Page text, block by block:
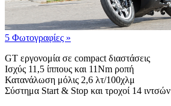
5 Φωτογραφίες »
GT εργονομία σε compact διαστάσεις
Ισχύς 11,5 ίππους και 11Nm ροπή
Κατανάλωση μόλις 2,6 λτ/100χλμ
Σύστημα Start & Stop και τροχοί 14 ιντσών